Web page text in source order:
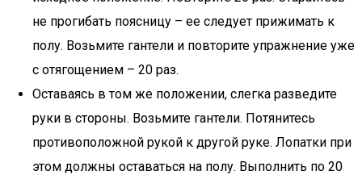
не прогибать поясницу – ее следует прижимать к
полу. Возьмите гантели и повторите упражнение уже
с отягощением – 20 раз.
Оставаясь в том же положении, слегка разведите
руки в стороны. Возьмите гантели. Потянитесь
противоположной рукой к другой руке. Лопатки при
этом должны оставаться на полу. Выполнить по 20